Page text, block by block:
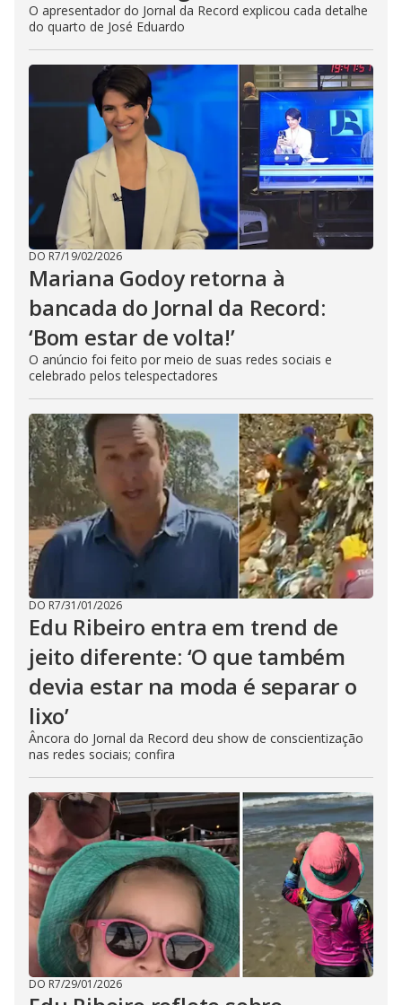
O apresentador do Jornal da Record explicou cada detalhe
do quarto de José Eduardo
DO R7/19/02/2026
Mariana Godoy retorna à
bancada do Jornal da Record:
‘Bom estar de volta!’
O anúncio foi feito por meio de suas redes sociais e
celebrado pelos telespectadores
DO R7/31/01/2026
Edu Ribeiro entra em trend de
jeito diferente: ‘O que também
devia estar na moda é separar o
lixo’
Âncora do Jornal da Record deu show de conscientização
nas redes sociais; confira
DO R7/29/01/2026